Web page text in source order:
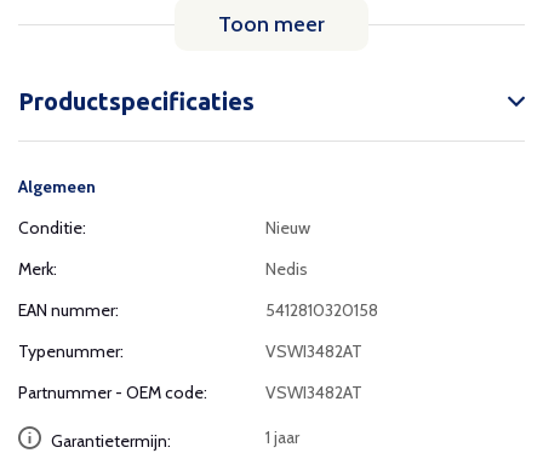
Toon meer
Productspecificaties
Algemeen
Conditie:
Nieuw
Merk:
Nedis
EAN nummer:
5412810320158
Typenummer:
VSWI3482AT
Partnummer - OEM code:
VSWI3482AT
Garantietermijn: 1 jaar